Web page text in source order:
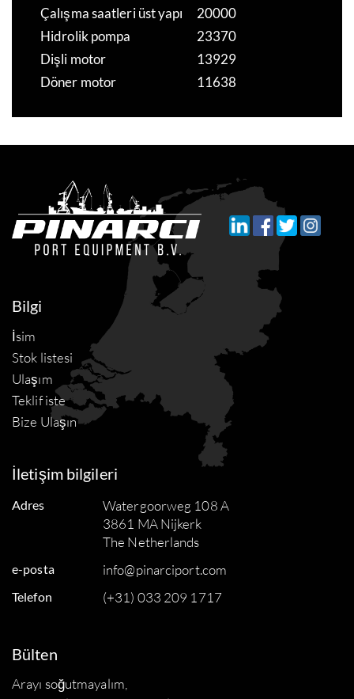
Çalışma saatleri üst yapı
20000
Hidrolik pompa
23370
Dişli motor
13929
Döner motor
11638
Bilgi
İsim
Stok listesi
Ulaşım
Teklif iste
Bize Ulaşın
İletişim bilgileri
Adres
Watergoorweg 108 A
3861 MA Nijkerk
The Netherlands
e-posta info@pinarciport.com
Telefon (+31) 033 209 1717
Bülten
Arayı soğutmayalım,